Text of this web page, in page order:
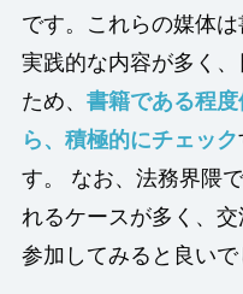
です。これらの媒体
実践的な内容が多く
ため、 書籍である程
ら、積極的にチェック
す。 なお、法務界隈
れるケースが多く、
参加してみると良いで